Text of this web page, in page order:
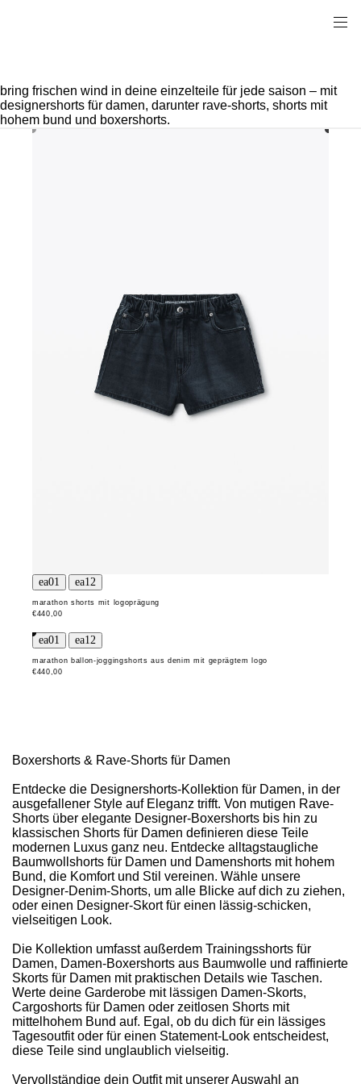
bring frischen wind in deine einzelteile für jede saison – mit
designershorts für damen, darunter rave-shorts, shorts mit
hohem bund und boxershorts.
marathon shorts mit logoprägung
€440,00
marathon ballon-joggingshorts aus denim mit geprägtem logo
€440,00
Boxershorts & Rave-Shorts für Damen
Entdecke die Designershorts-Kollektion für Damen, in der
ausgefallener Style auf Eleganz trifft. Von mutigen Rave-
Shorts über elegante Designer-Boxershorts bis hin zu
klassischen Shorts für Damen definieren diese Teile
modernen Luxus ganz neu. Entdecke alltagstaugliche
Baumwollshorts für Damen und Damenshorts mit hohem
Bund, die Komfort und Stil vereinen. Wähle unsere
Designer-Denim-Shorts, um alle Blicke auf dich zu ziehen,
oder einen Designer-Skort für einen lässig-schicken,
vielseitigen Look.
Die Kollektion umfasst außerdem Trainingsshorts für
Damen, Damen-Boxershorts aus Baumwolle und raffinierte
Skorts für Damen mit praktischen Details wie Taschen.
Werte deine Garderobe mit lässigen Damen-Skorts,
Cargoshorts für Damen oder zeitlosen Shorts mit
mittelhohem Bund auf. Egal, ob du dich für ein lässiges
Tagesoutfit oder für einen Statement-Look entscheidest,
diese Teile sind unglaublich vielseitig.
Vervollständige dein Outfit mit unserer Auswahl an